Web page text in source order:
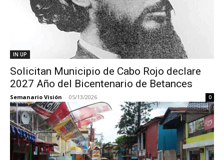
IN UP
Solicitan Municipio de Cabo Rojo declare
2027 Año del Bicentenario de Betances
Semanario Visión - 05/13/2026 0